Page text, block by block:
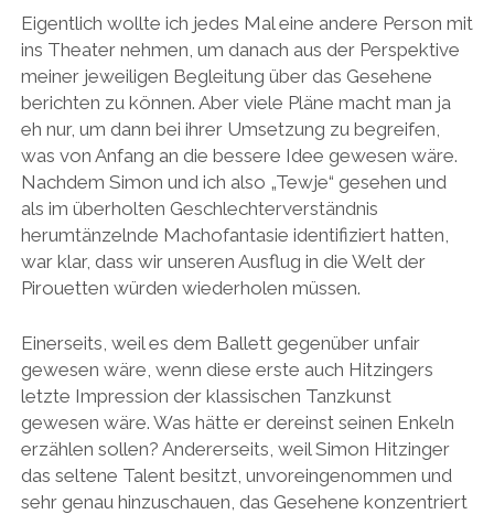
Eigentlich wollte ich jedes Mal eine andere Person mit
ins Theater nehmen, um danach aus der Perspektive
meiner jeweiligen Begleitung über das Gesehene
berichten zu können. Aber viele Pläne macht man ja
eh nur, um dann bei ihrer Umsetzung zu begreifen,
was von Anfang an die bessere Idee gewesen wäre.
Nachdem Simon und ich also „Tewje“ gesehen und
als im überholten Geschlechterverständnis
herumtänzelnde Machofantasie identifiziert hatten,
war klar, dass wir unseren Ausflug in die Welt der
Pirouetten würden wiederholen müssen.
Einerseits, weil es dem Ballett gegenüber unfair
gewesen wäre, wenn diese erste auch Hitzingers
letzte Impression der klassischen Tanzkunst
gewesen wäre. Was hätte er dereinst seinen Enkeln
erzählen sollen? Andererseits, weil Simon Hitzinger
das seltene Talent besitzt, unvoreingenommen und
sehr genau hinzuschauen, das Gesehene konzentriert